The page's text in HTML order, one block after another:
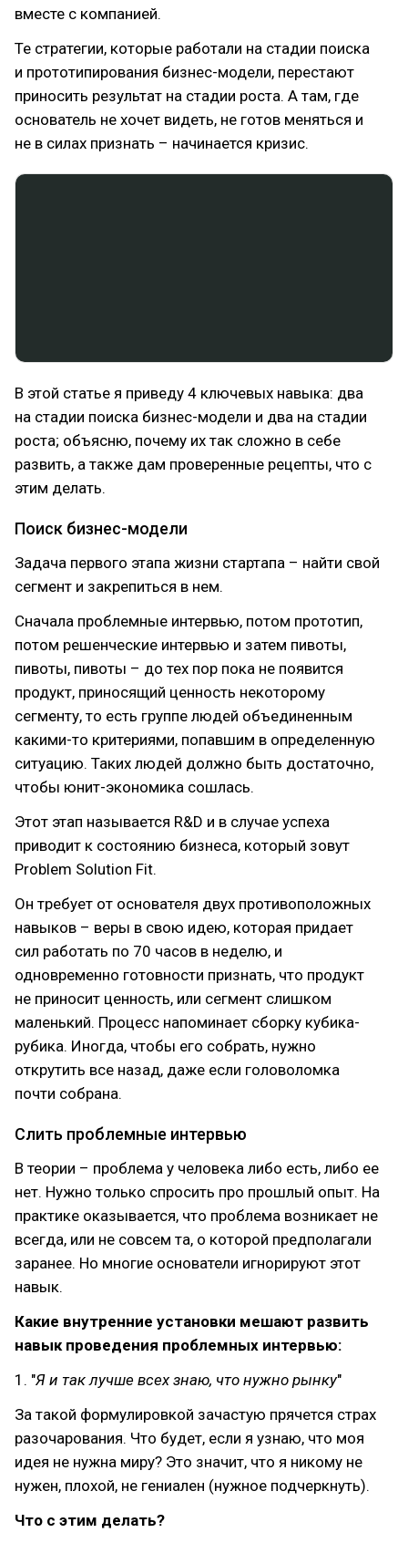
вместе с компанией.
Те стратегии, которые работали на стадии поиска
и прототипирования бизнес-модели, перестают
приносить результат на стадии роста. А там, где
основатель не хочет видеть, не готов меняться и
не в силах признать – начинается кризис.
В этой статье я приведу 4 ключевых навыка: два
на стадии поиска бизнес-модели и два на стадии
роста; объясню, почему их так сложно в себе
развить, а также дам проверенные рецепты, что с
этим делать.
Поиск бизнес-модели
Задача первого этапа жизни стартапа – найти свой
сегмент и закрепиться в нем.
Сначала проблемные интервью, потом прототип,
потом решенческие интервью и затем пивоты,
пивоты, пивоты – до тех пор пока не появится
продукт, приносящий ценность некоторому
сегменту, то есть группе людей объединенным
какими-то критериями, попавшим в определенную
ситуацию. Таких людей должно быть достаточно,
чтобы юнит-экономика сошлась.
Этот этап называется R&D и в случае успеха
приводит к состоянию бизнеса, который зовут
Problem Solution Fit.
Он требует от основателя двух противоположных
навыков – веры в свою идею, которая придает
сил работать по 70 часов в неделю, и
одновременно готовности признать, что продукт
не приносит ценность, или сегмент слишком
маленький. Процесс напоминает сборку кубика-
рубика. Иногда, чтобы его собрать, нужно
открутить все назад, даже если головоломка
почти собрана.
Слить проблемные интервью
В теории – проблема у человека либо есть, либо ее
нет. Нужно только спросить про прошлый опыт. На
практике оказывается, что проблема возникает не
всегда, или не совсем та, о которой предполагали
заранее. Но многие основатели игнорируют этот
навык.
Какие внутренние установки мешают развить
навык проведения проблемных интервью:
1. "Я и так лучше всех знаю, что нужно рынку"
За такой формулировкой зачастую прячется страх
разочарования. Что будет, если я узнаю, что моя
идея не нужна миру? Это значит, что я никому не
нужен, плохой, не гениален (нужное подчеркнуть).
Что с этим делать?